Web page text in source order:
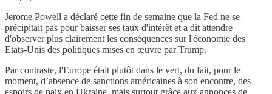
Jerome Powell a déclaré cette fin de semaine que la Fed ne se
précipitait pas pour baisser ses taux d'intérêt et a dit attendre
d'observer plus clairement les conséquences sur l'économie des
Etats-Unis des politiques mises en œuvre par Trump.
Par contraste, l'Europe était plutôt dans le vert, du fait, pour le
moment, d’absence de sanctions américaines à son encontre, des
espoirs de paix en Ukraine, mais surtout grâce aux annonces de